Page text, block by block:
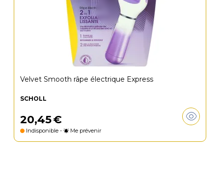
Velvet Smooth râpe électrique Express
SCHOLL
20,45€
Indisponible - Me prévenir